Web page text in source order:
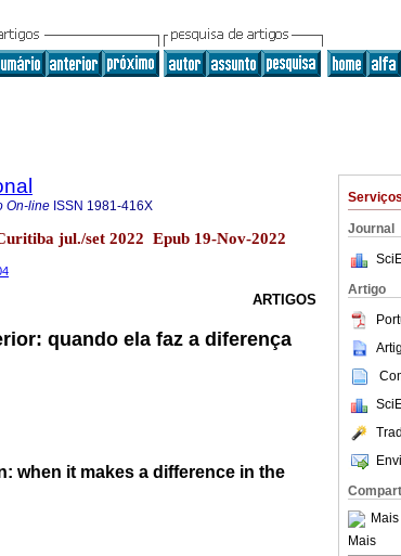
Journal
Artigo
Mais
Mais
On-line ISSN 1981-416X
jul./set 2022 Epub 19-Nov-2022
ARTIGOS
quando ela faz a diferença
when it makes a difference in the